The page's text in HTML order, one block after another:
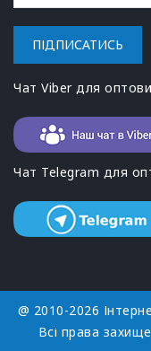
ПІДПИСАТИСЬ
Чат Viber для
Чат Telegram для
@ 2010-2026
Всі права